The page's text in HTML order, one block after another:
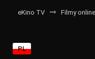
eKino TV Filmy online
PL